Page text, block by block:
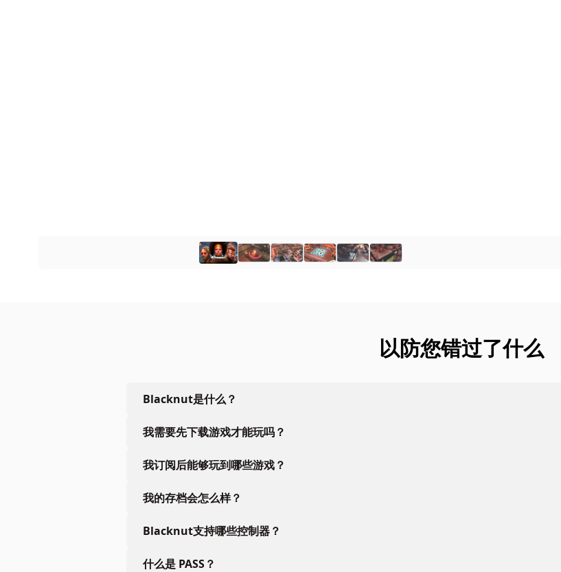
以防您错过了什么
Blacknut是什么？
我需要先下载游戏才能玩吗？
我订阅后能够玩到哪些游戏？
我的存档会怎么样？
Blacknut支持哪些控制器？
什么是 PASS？